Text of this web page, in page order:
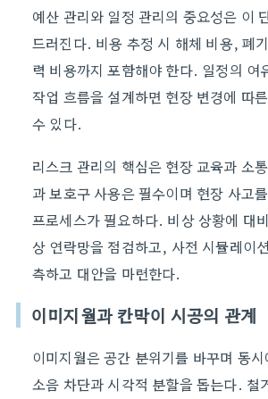
예산 관리와 일정 관리의 중요성은 이
드러진다. 비용 추정 시 해체 비용, 폐
력 비용까지 포함해야 한다. 일정의 여
작업 흐름을 설계하면 현장 변경에 따
수 있다.
리스크 관리의 핵심은 현장 교육과 소
과 보호구 사용은 필수이며 현장 사고
프로세스가 필요하다. 비상 상황에 대
상 연락망을 점검하고, 사전 시뮬레이
측하고 대안을 마련한다.
이미지월과 칸막이 시공의 관계
이미지월은 공간 분위기를 바꾸며 동
소음 차단과 시각적 분할을 돕는다. 철